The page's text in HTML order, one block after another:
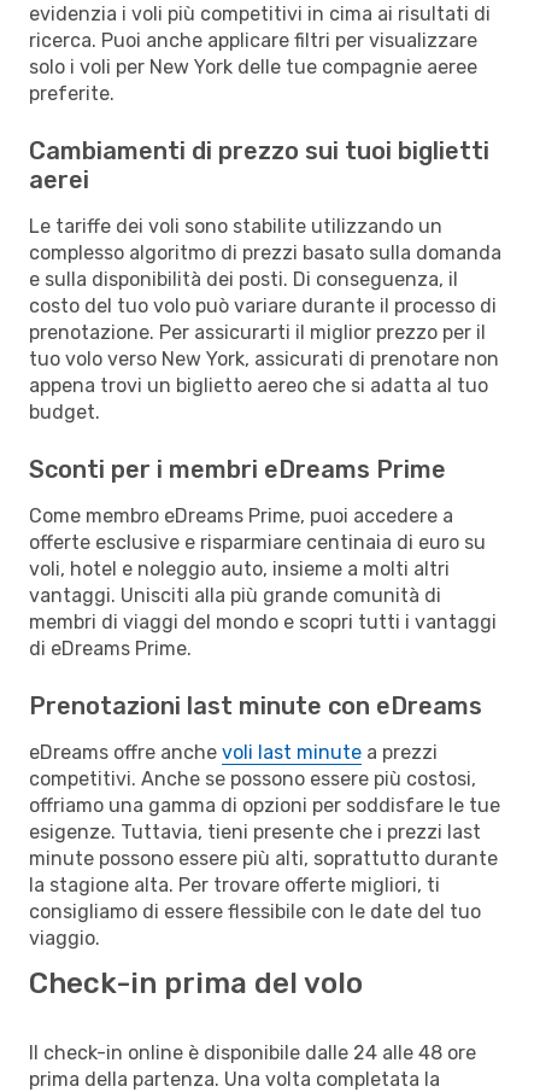
evidenzia i voli più competitivi in cima ai risultati di
ricerca. Puoi anche applicare filtri per visualizzare
solo i voli per New York delle tue compagnie aeree
preferite.
Cambiamenti di prezzo sui tuoi biglietti
aerei
Le tariffe dei voli sono stabilite utilizzando un
complesso algoritmo di prezzi basato sulla domanda
e sulla disponibilità dei posti. Di conseguenza, il
costo del tuo volo può variare durante il processo di
prenotazione. Per assicurarti il miglior prezzo per il
tuo volo verso New York, assicurati di prenotare non
appena trovi un biglietto aereo che si adatta al tuo
budget.
Sconti per i membri eDreams Prime
Come membro eDreams Prime, puoi accedere a
offerte esclusive e risparmiare centinaia di euro su
voli, hotel e noleggio auto, insieme a molti altri
vantaggi. Unisciti alla più grande comunità di
membri di viaggi del mondo e scopri tutti i vantaggi
di eDreams Prime.
Prenotazioni last minute con eDreams
eDreams offre anche voli last minute a prezzi
competitivi. Anche se possono essere più costosi,
offriamo una gamma di opzioni per soddisfare le tue
esigenze. Tuttavia, tieni presente che i prezzi last
minute possono essere più alti, soprattutto durante
la stagione alta. Per trovare offerte migliori, ti
consigliamo di essere flessibile con le date del tuo
viaggio.
Check-in prima del volo
Il check-in online è disponibile dalle 24 alle 48 ore
prima della partenza. Una volta completata la